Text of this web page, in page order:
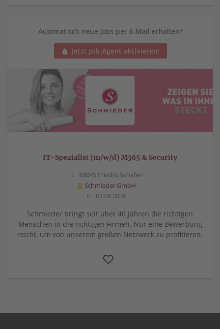
Automatisch neue Jobs per E-Mail erhalten?
Jetzt Job-Agent aktivieren!
IT-Spezialist (m/w/d) M365 & Security
88045 Friedrichshafen
Schmieder GmbH
07.08.2026
Schmieder bringt seit über 40 Jahren die richtigen
Menschen in die richtigen Firmen. Nur eine Bewerbung
reicht, um von unserem großen Netzwerk zu profitieren.